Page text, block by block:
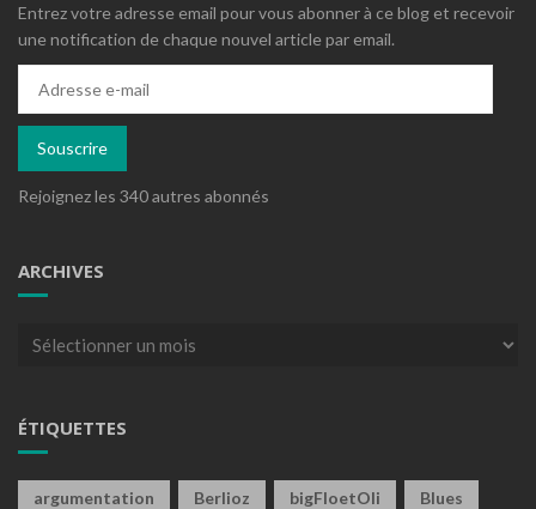
Entrez votre adresse email pour vous abonner à ce blog et recevoir
une notification de chaque nouvel article par email.
mail
Souscrire
Rejoignez les 340 autres abonnés
ARCHIVES
Archives
ÉTIQUETTES
argumentation Berlioz bigFloetOli Blues